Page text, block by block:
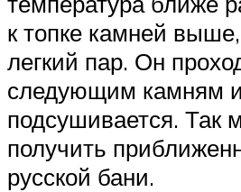
к топке камней
легкий пар. Он
следующим камням и
подсушивается. Так
получить
русской бани.